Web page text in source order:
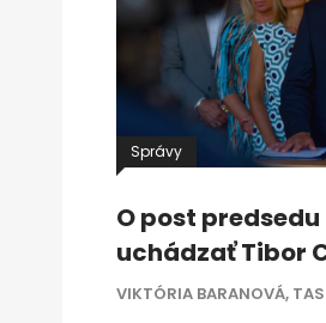
Správy
O post predsedu
uchádzať Tibor
VIKTÓRIA BARANOVÁ,